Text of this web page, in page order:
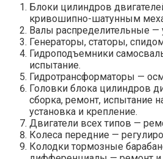
Блоки цилиндров
кривошипно-шатунным
Валы распределительные —
Генераторы, статоры,
Гидроподъемники
испытание.
Гидротрансформаторы —
Головки блока цилиндров
сборка, ремонт, испытание
установка и крепление.
Двигатели всех типов —
Колеса передние —
Колодки тормозные